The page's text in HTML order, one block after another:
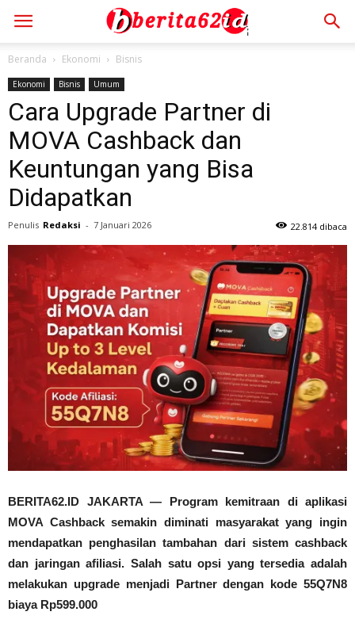
Beranda Ekonomi Bisnis
Ekonomi Bisnis Umum
Cara Upgrade Partner di
MOVA Cashback dan
Keuntungan yang Bisa
Didapatkan
Penulis Redaksi - 7 Januari 2026 22.814 dibaca
BERITA62.ID JAKARTA — Program kemitraan di aplikasi
MOVA Cashback semakin diminati masyarakat yang ingin
mendapatkan penghasilan tambahan dari sistem cashback
dan jaringan afiliasi. Salah satu opsi yang tersedia adalah
melakukan upgrade menjadi Partner dengan kode 55Q7N8
biaya Rp599.000